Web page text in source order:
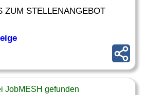
ZUM STELLENANGEBOT
JobMESH gefunden